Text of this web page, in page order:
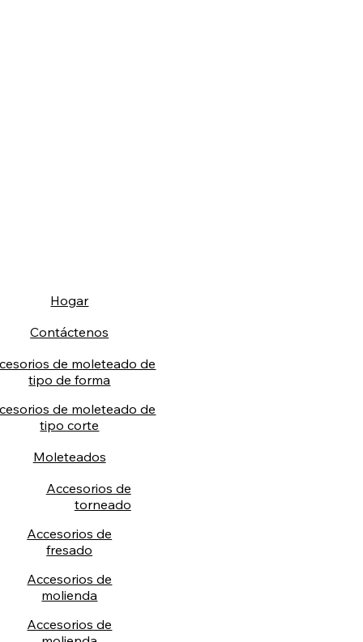
Hogar
Contáctenos
de moleteado de
tipo de forma
de moleteado de
tipo corte
Moleteados
Accesorios de
torneado
Accesorios de
fresado
Accesorios de
molienda
Accesorios de